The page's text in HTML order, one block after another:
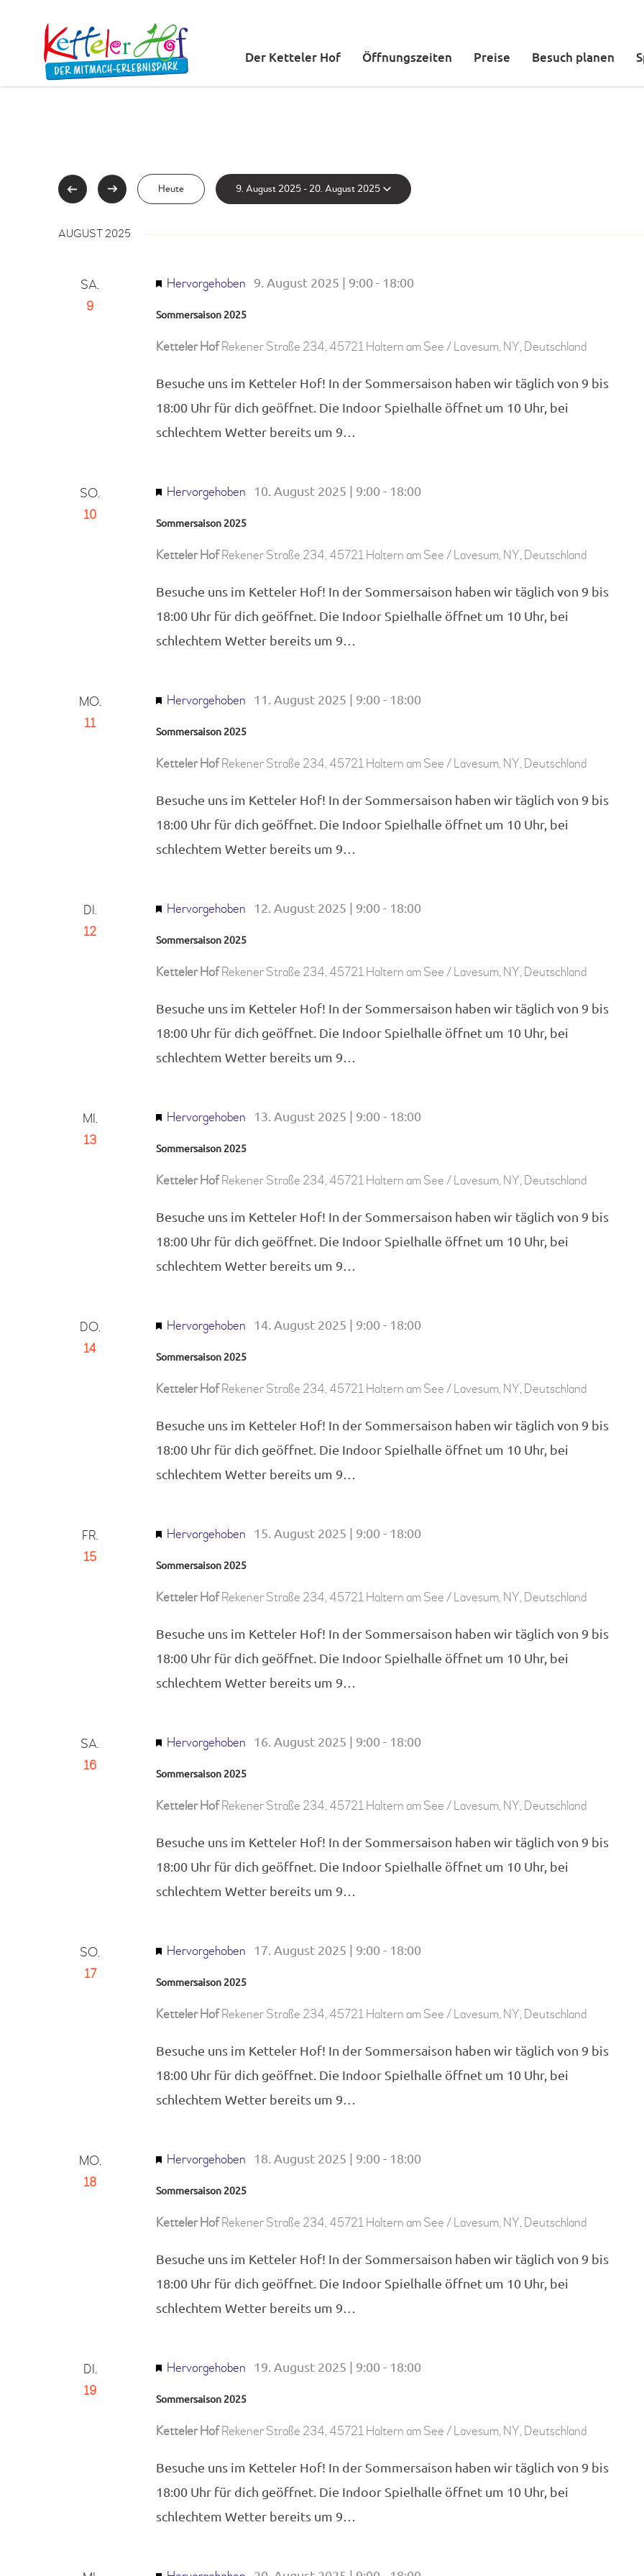
Der Ketteler Hof Öffnungszeiten Preise Besuch planen
ÖFFNUNGSZEITEN
PREISE
GEBURTSTAG FEIERN
Heute 9. August 2025 - 20. August 2025
D
t
m
h
l
e
n
AUGUST 2025
SA.
9
Sommersaison 2025
Hervorgehoben 9. August 2025 | 9:00- 18:00
Ketteler HofRekener Straße 234, 45721 Haltern am See / Lavesum, NY, Deutschland
Besuche uns im Ketteler Hof! In der Sommersaison haben wir täglich von 9 bis
18:00 Uhr für dich geöffnet. Die Indoor Spielhalle öffnet um 10 Uhr, bei
schlechtem Wetter bereits um 9…
SO.
10
Sommersaison 2025
Hervorgehoben 10. August 2025 | 9:00- 18:00
Ketteler HofRekener Straße 234, 45721 Haltern am See / Lavesum, NY, Deutschland
Besuche uns im Ketteler Hof! In der Sommersaison haben wir täglich von 9 bis
18:00 Uhr für dich geöffnet. Die Indoor Spielhalle öffnet um 10 Uhr, bei
schlechtem Wetter bereits um 9…
MO.
11
Sommersaison 2025
Hervorgehoben 11. August 2025 | 9:00- 18:00
Ketteler HofRekener Straße 234, 45721 Haltern am See / Lavesum, NY, Deutschland
Besuche uns im Ketteler Hof! In der Sommersaison haben wir täglich von 9 bis
18:00 Uhr für dich geöffnet. Die Indoor Spielhalle öffnet um 10 Uhr, bei
schlechtem Wetter bereits um 9…
DI.
12
Sommersaison 2025
Hervorgehoben 12. August 2025 | 9:00- 18:00
Ketteler HofRekener Straße 234, 45721 Haltern am See / Lavesum, NY, Deutschland
Besuche uns im Ketteler Hof! In der Sommersaison haben wir täglich von 9 bis
18:00 Uhr für dich geöffnet. Die Indoor Spielhalle öffnet um 10 Uhr, bei
schlechtem Wetter bereits um 9…
MI.
13
Sommersaison 2025
Hervorgehoben 13. August 2025 | 9:00- 18:00
Ketteler HofRekener Straße 234, 45721 Haltern am See / Lavesum, NY, Deutschland
Besuche uns im Ketteler Hof! In der Sommersaison haben wir täglich von 9 bis
18:00 Uhr für dich geöffnet. Die Indoor Spielhalle öffnet um 10 Uhr, bei
schlechtem Wetter bereits um 9…
DO.
14
Sommersaison 2025
Hervorgehoben 14. August 2025 | 9:00- 18:00
Ketteler HofRekener Straße 234, 45721 Haltern am See / Lavesum, NY, Deutschland
Besuche uns im Ketteler Hof! In der Sommersaison haben wir täglich von 9 bis
18:00 Uhr für dich geöffnet. Die Indoor Spielhalle öffnet um 10 Uhr, bei
schlechtem Wetter bereits um 9…
FR.
15
Sommersaison 2025
Hervorgehoben 15. August 2025 | 9:00- 18:00
Ketteler HofRekener Straße 234, 45721 Haltern am See / Lavesum, NY, Deutschland
Besuche uns im Ketteler Hof! In der Sommersaison haben wir täglich von 9 bis
18:00 Uhr für dich geöffnet. Die Indoor Spielhalle öffnet um 10 Uhr, bei
schlechtem Wetter bereits um 9…
SA.
16
Sommersaison 2025
Hervorgehoben 16. August 2025 | 9:00- 18:00
Ketteler HofRekener Straße 234, 45721 Haltern am See / Lavesum, NY, Deutschland
Besuche uns im Ketteler Hof! In der Sommersaison haben wir täglich von 9 bis
18:00 Uhr für dich geöffnet. Die Indoor Spielhalle öffnet um 10 Uhr, bei
schlechtem Wetter bereits um 9…
SO.
17
Sommersaison 2025
Hervorgehoben 17. August 2025 | 9:00- 18:00
Ketteler HofRekener Straße 234, 45721 Haltern am See / Lavesum, NY, Deutschland
Besuche uns im Ketteler Hof! In der Sommersaison haben wir täglich von 9 bis
18:00 Uhr für dich geöffnet. Die Indoor Spielhalle öffnet um 10 Uhr, bei
schlechtem Wetter bereits um 9…
MO.
18
Sommersaison 2025
Hervorgehoben 18. August 2025 | 9:00- 18:00
Ketteler HofRekener Straße 234, 45721 Haltern am See / Lavesum, NY, Deutschland
Besuche uns im Ketteler Hof! In der Sommersaison haben wir täglich von 9 bis
18:00 Uhr für dich geöffnet. Die Indoor Spielhalle öffnet um 10 Uhr, bei
schlechtem Wetter bereits um 9…
DI.
19
Sommersaison 2025
Hervorgehoben 19. August 2025 | 9:00- 18:00
Ketteler HofRekener Straße 234, 45721 Haltern am See / Lavesum, NY, Deutschland
Besuche uns im Ketteler Hof! In der Sommersaison haben wir täglich von 9 bis
18:00 Uhr für dich geöffnet. Die Indoor Spielhalle öffnet um 10 Uhr, bei
schlechtem Wetter bereits um 9…